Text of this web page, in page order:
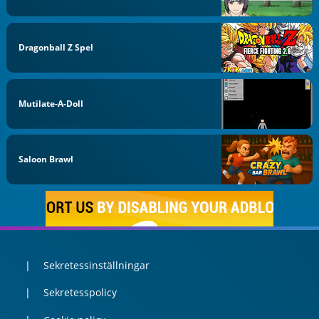
Dragonball Z Spel
Mutilate-A-Doll
Saloon Brawl
Sekretessinställningar
Sekretesspolicy